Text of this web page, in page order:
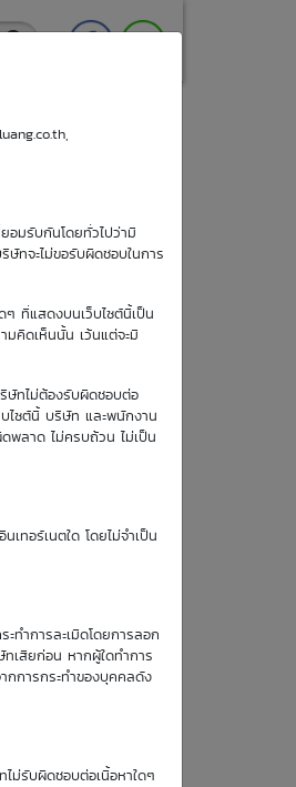
อมรับกันโดยทั่วไปว่ามี
ทจะไม่ขอรับผิดชอบในการ
ๆ ที่แสดงบนเว็บไซต์นี้เป็น
มคิดเห็นนั้น เว้นแต่จะมี
ษัทไม่ต้องรับผิดชอบต่อ
ไซต์นี้ บริษัท และพนักงาน
พลาด ไม่ครบถ้วน ไม่เป็น
ทอร์เนตใด โดยไม่จำเป็น
ทำการละเมิดโดยการลอก
เสียก่อน หากผู้ใดทำการ
กการกระทำของบุคคลดัง
ม่รับผิดชอบต่อเนื้อหาใดๆ
Status
Status
n/a
n/a
n/a